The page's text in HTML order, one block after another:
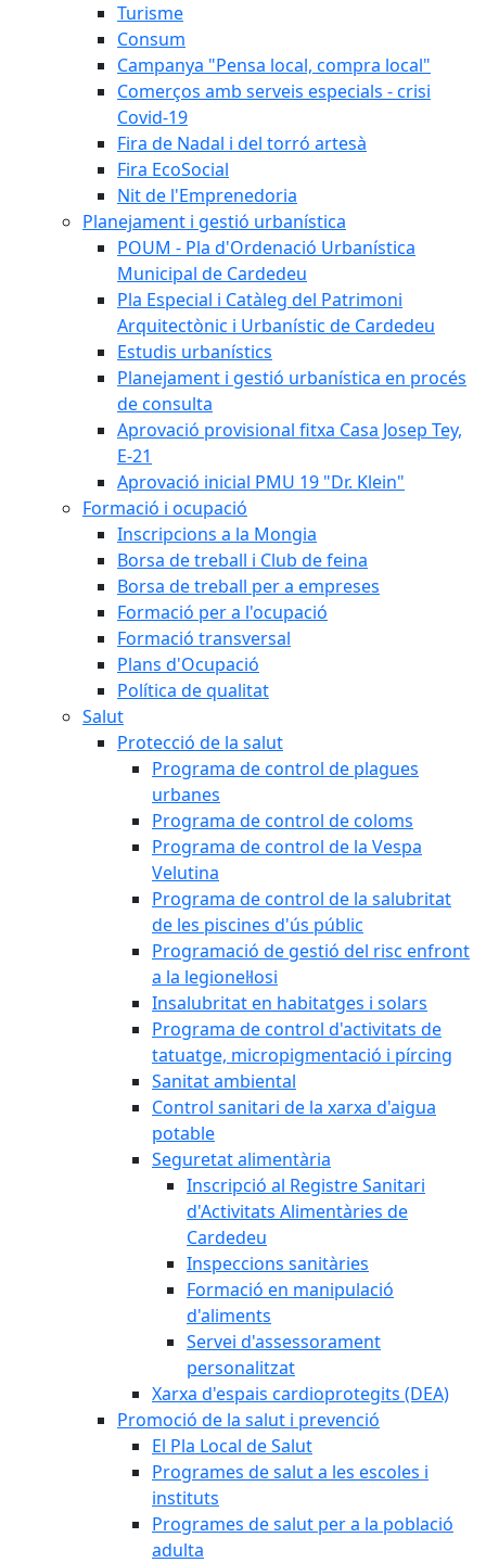
Turisme
Consum
Campanya "Pensa local, compra local"
Comerços amb serveis especials - crisi
Covid-19
Fira de Nadal i del torró artesà
Fira EcoSocial
Nit de l'Emprenedoria
Planejament i gestió urbanística
POUM - Pla d'Ordenació Urbanística
Municipal de Cardedeu
Pla Especial i Catàleg del Patrimoni
Arquitectònic i Urbanístic de Cardedeu
Estudis urbanístics
Planejament i gestió urbanística en procés
de consulta
Aprovació provisional fitxa Casa Josep Tey,
E-21
Aprovació inicial PMU 19 "Dr. Klein"
Formació i ocupació
Inscripcions a la Mongia
Borsa de treball i Club de feina
Borsa de treball per a empreses
Formació per a l'ocupació
Formació transversal
Plans d'Ocupació
Política de qualitat
Salut
Protecció de la salut
Programa de control de plagues
urbanes
Programa de control de coloms
Programa de control de la Vespa
Velutina
Programa de control de la salubritat
de les piscines d'ús públic
Programació de gestió del risc enfront
a la legionel·losi
Insalubritat en habitatges i solars
Programa de control d'activitats de
tatuatge, micropigmentació i pírcing
Sanitat ambiental
Control sanitari de la xarxa d'aigua
potable
Seguretat alimentària
Inscripció al Registre Sanitari
d'Activitats Alimentàries de
Cardedeu
Inspeccions sanitàries
Formació en manipulació
d'aliments
Servei d'assessorament
personalitzat
Xarxa d'espais cardioprotegits (DEA)
Promoció de la salut i prevenció
El Pla Local de Salut
Programes de salut a les escoles i
instituts
Programes de salut per a la població
adulta